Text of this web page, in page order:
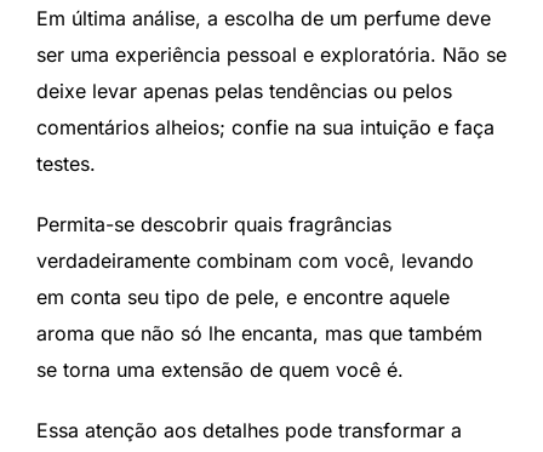
Em última análise, a escolha de um perfume deve
ser uma experiência pessoal e exploratória. Não se
deixe levar apenas pelas tendências ou pelos
comentários alheios; confie na sua intuição e faça
testes.
Permita-se descobrir quais fragrâncias
verdadeiramente combinam com você, levando
em conta seu tipo de pele, e encontre aquele
aroma que não só lhe encanta, mas que também
se torna uma extensão de quem você é.
Essa atenção aos detalhes pode transformar a